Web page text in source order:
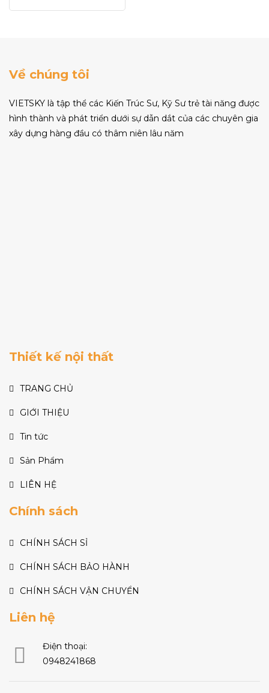
Về chúng tôi
VIETSKY là tập thể các Kiến Trúc Sư, Kỹ Sư trẻ tài năng được
hình thành và phát triển dưới sự dẫn dắt của các chuyên gia
xây dựng hàng đầu có thâm niên lâu năm
Thiết kế nội thất
TRANG CHỦ
GIỚI THIỆU
Tin tức
Sản Phẩm
LIÊN HỆ
Chính sách
CHÍNH SÁCH SỈ
CHÍNH SÁCH BẢO HÀNH
CHÍNH SÁCH VẬN CHUYỂN
Liên hệ
Điện thoại:
0948241868